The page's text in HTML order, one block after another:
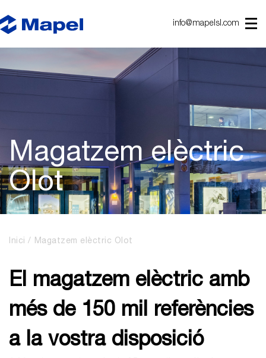
info@mapelsl.com
Magatzem elèctric
Olot
Inici Magatzem elèctric Olot
El magatzem elèctric amb
més de 150 mil referències
a la vostra disposició